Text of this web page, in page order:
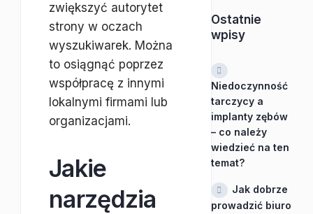
zwiększyć autorytet
strony w oczach
wyszukiwarek. Można
to osiągnąć poprzez
współpracę z innymi
lokalnymi firmami lub
organizacjami.
Jakie
narzędzia
Ostatnie
wpisy
Niedoczynność
tarczycy a
implanty zębów
– co należy
wiedzieć na ten
temat?
Jak dobrze
prowadzić biuro